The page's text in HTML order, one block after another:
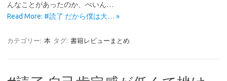
んなことがあったのか、ぺいん…
Read More: #読了 だから僕は大… »
カテゴリー: 本 タグ: 書籍レビューまとめ